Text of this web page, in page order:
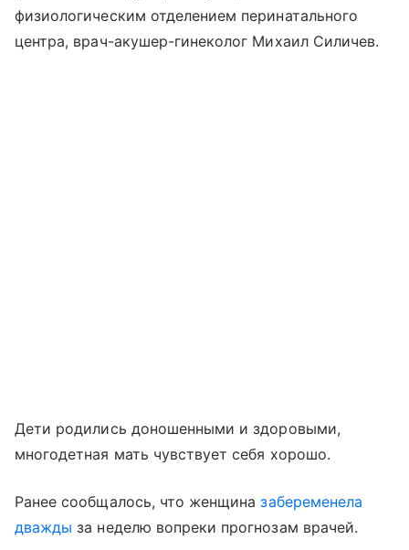
физиологическим отделением перинатального
центра, врач-акушер-гинеколог Михаил Силичев.
Дети родились доношенными и здоровыми,
многодетная мать чувствует себя хорошо.
Ранее сообщалось, что женщиназабеременела
дважды за неделю вопреки прогнозам врачей.